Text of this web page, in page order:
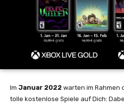
Im Januar 2022 warten im Rahmen
tolle kostenlose Spiele auf Dich: